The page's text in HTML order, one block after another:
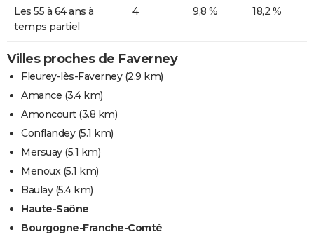
Les 55 à 64 ans à
temps partiel
4 9,8 % 18,2 %
Villes proches de Faverney
Fleurey-lès-Faverney(2.9 km)
Amance (3.4 km)
Amoncourt(3.8 km)
Conflandey(5.1 km)
Mersuay(5.1 km)
Menoux(5.1 km)
Baulay(5.4 km)
Haute-Saône
Bourgogne-Franche-Comté